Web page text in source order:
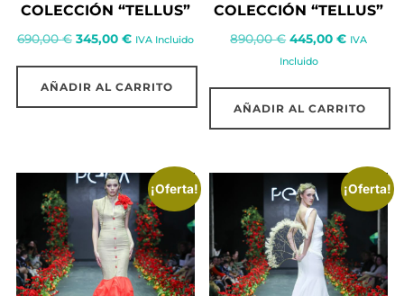
COLECCIÓN “TELLUS”
690,00€ El
original
345,00 €El
actual
IVA Incluido
AÑADIR AL CARRITO
COLECCIÓN “TELLUS”
890,00€ El
precio
era:
445,00€El
es:
IVA
Incluido
AÑADIR AL CARRITO
¡Oferta! ¡Oferta!